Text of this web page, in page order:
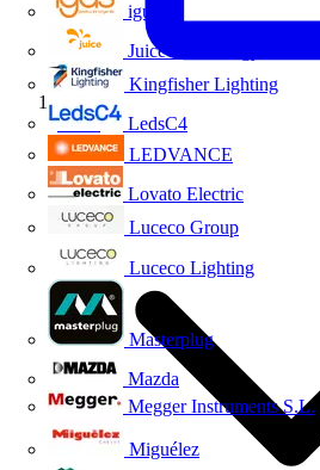
igus
Juice Technology
Kingfisher Lighting
LedsC4
LEDVANCE
Lovato Electric
Luceco Group
Luceco Lighting
Masterplug
Mazda
Megger Instruments S.L.
Miguélez
Inicio